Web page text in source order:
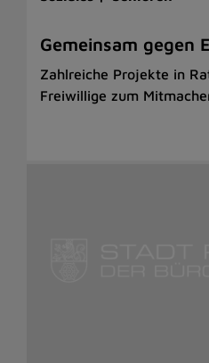
Gemeinsam gegen
Zahlreiche Projekte in
Freiwillige zum